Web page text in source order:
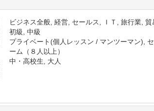
ビジネス全般, 経営, セールス, ＩＴ, 旅行業, 貿
初級, 中級
プライベート(個人レッスン / マンツーマン),
ーム（８人以上）
中・高校生, 大人